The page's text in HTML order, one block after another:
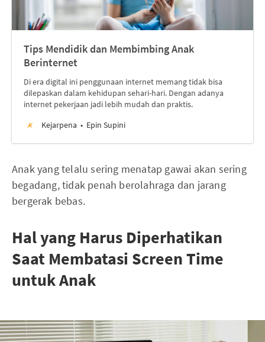
Tips Mendidik dan Membimbing Anak
Berinternet
Di era digital ini penggunaan internet memang tidak bisa
dilepaskan dalam kehidupan sehari-hari. Dengan adanya
internet pekerjaan jadi lebih mudah dan praktis.
Kejarpena
Epin Supini
Anak yang telalu sering menatap gawai akan sering
begadang, tidak penah berolahraga dan jarang
bergerak bebas.
Hal yang Harus Diperhatikan
Saat Membatasi Screen Time
untuk Anak